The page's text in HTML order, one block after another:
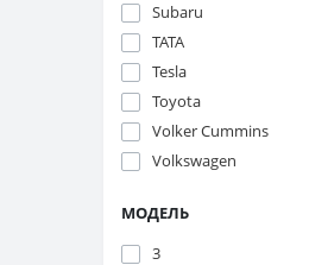
Subaru
TATA
Tesla
Toyota
Volker Cummins
Volkswagen
МОДЕЛЬ
3